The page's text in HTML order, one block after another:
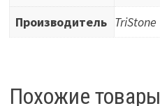
Производитель TriStone
Похожие товары